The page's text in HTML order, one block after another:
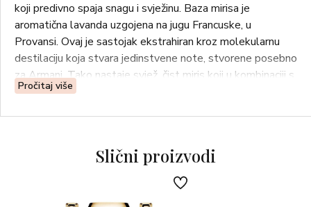
koji predivno spaja snagu i svježinu. Baza mirisa je
aromatična lavanda uzgojena na jugu Francuske, u
Provansi. Ovaj je sastojak ekstrahiran kroz molekularnu
destilaciju koja stvara jedinstvene note, stvorene posebno
za Armani. Tako nastaje svjež, čist miris koji u kombinaciji s
pelargonijom s Madagaskara pojačava voćne i cvjetne
unutarnji dio lakta.
Pročitaj više
Slični proizvodi